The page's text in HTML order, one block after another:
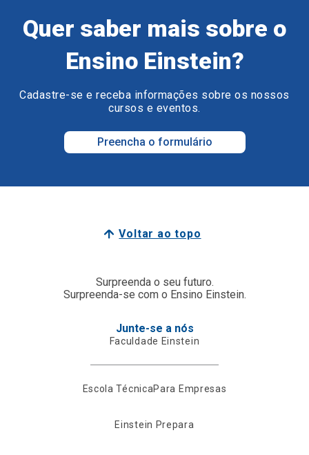
Quer saber mais sobre o
Ensino Einstein?
Cadastre-se e receba informações sobre os nossos
cursos e eventos.
Preencha o formulário
Voltar ao topo
Surpreenda o seu futuro.
Surpreenda-se com o Ensino Einstein.
Junte-se a nós
Faculdade Einstein
Escola TécnicaPara Empresas
Einstein Prepara